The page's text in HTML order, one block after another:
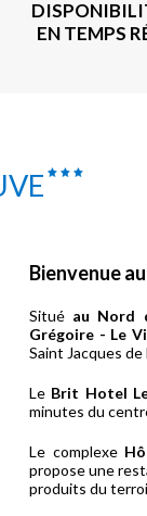
EN TEMPS
Bienvenue
Situé au Nord
Grégoire - Le
Saint Jacques de
Le Brit Hotel
minutes du
Le complexe
propose une
produits du